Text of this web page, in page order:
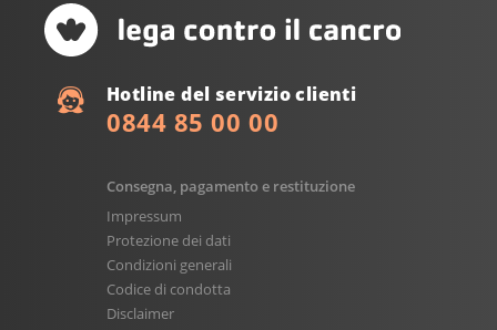
Hotline del servizio clienti
0844 85 00 00
Consegna, pagamento e restituzione
Impressum
Protezione dei dati
Condizioni generali
Codice di condotta
Disclaimer